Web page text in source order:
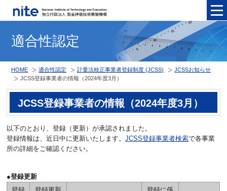
適合性認定
HOME 適合性認定 計量法校正事業者登録制度 (JCSS)
JCSSお知らせ
JCSS登録事業者の情報（2024年度3月）
JCSS登録事業者の情報（2024年度3月）
以下のとおり、登録（更新）が承認されました。
登録情報は、近日中に更新いたします。JCSS登録事業者検索で各事業
所の詳細をご確認ください。
●登録更新